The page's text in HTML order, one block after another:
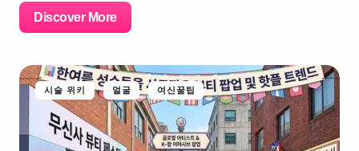
Discover More
시술 위키 얼굴 여신꿀팁